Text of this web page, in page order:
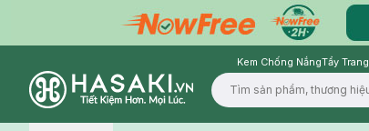
Kem Chống NắngTẩy Trang
Logo